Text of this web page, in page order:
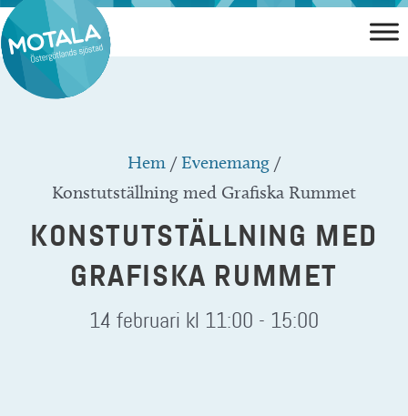
Hoppa
till
innehåll
Hem /Evenemang /
Konstutställning med Grafiska Rummet
KONSTUTSTÄLLNING MED
GRAFISKA RUMMET
14 februari kl 11:00 - 15:00